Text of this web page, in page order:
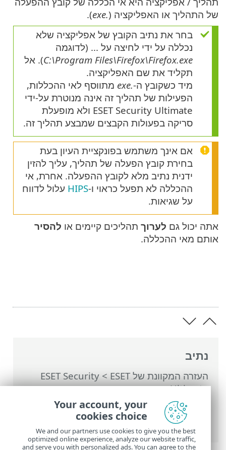
נתיב
העזרה המקוונת של ESET >
ESET Security
Ultimate
>הגדרות מתקדמות>הגנות>הגנה
בזמן אמת על מערכת קבצים>אי הכללת
תהליכים> הוספה או עריכה של אי-הכללות של
תהליכים
של התהליך או האפליקציה (.exe
).
בחר את נתיב הקובץ של אפליקציה שלא
נכללה על ידי לחיצה על ... (לדוגמה
C:\Program Files\Firefox\Firefox.exe). אל
תקליד את שם האפליקציה.
מיד כשקובץ ה-.exe
מתווסף לאי ההכללות,
הפעילות של תהליך זה אינה מנוטרת על-ידי
ESET Security Ultimate ולא מופעלת
סריקה בפעולות הקבצים שמבצע תהליך זה.
אם אינך משתמש בפונקציית העיון בעת
בחירת קובץ הפעלה של תהליך, עליך להזין
ידנית נתיב מלא לקובץ ההפעלה. אחרת, אי
ההכללה לא תפעל כראוי ו-HIPS עלול לדווח
על שגיאות.
אתה יכול גם לערוך תהליכים קיימים או להסיר
אותם מאי ההכללה.
Your account, your
cookies choice
We and our partners use cookies to give you the best
optimized online experience, analyze our website traffic,
and serve you with personalized ads. You can agree to the